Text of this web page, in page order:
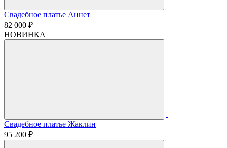
Свадебное платье Аннет
82 000 ₽
НОВИНКА
Свадебное платье Жаклин
95 200 ₽